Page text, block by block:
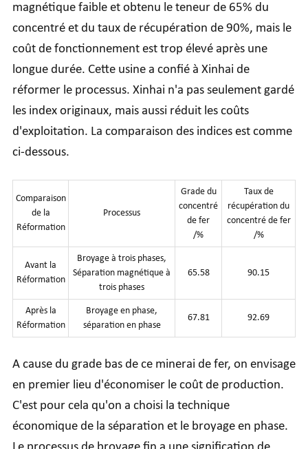
magnétique faible et obtenu le teneur de 65% du
concentré et du taux de récupération de 90%, mais le
coût de fonctionnement est trop élevé après une
longue durée. Cette usine a confié à Xinhai de
réformer le processus. Xinhai n'a pas seulement gardé
les index originaux, mais aussi réduit les coûts
d'exploitation. La comparaison des indices est comme
ci-dessous.
Comparaison
de la
Réformation
Processus
Grade du
concentré
de fer
/%
Taux de
récupération du
concentré de fer
/%
Avant la
Réformation
Broyage à trois phases,
Séparation magnétique à
trois phases
65.58 90.15
Après la
Réformation
Broyage en phase,
séparation en phase
67.81 92.69
A cause du grade bas de ce minerai de fer, on envisage
en premier lieu d'économiser le coût de production.
C'est pour cela qu'on a choisi la technique
économique de la séparation et le broyage en phase.